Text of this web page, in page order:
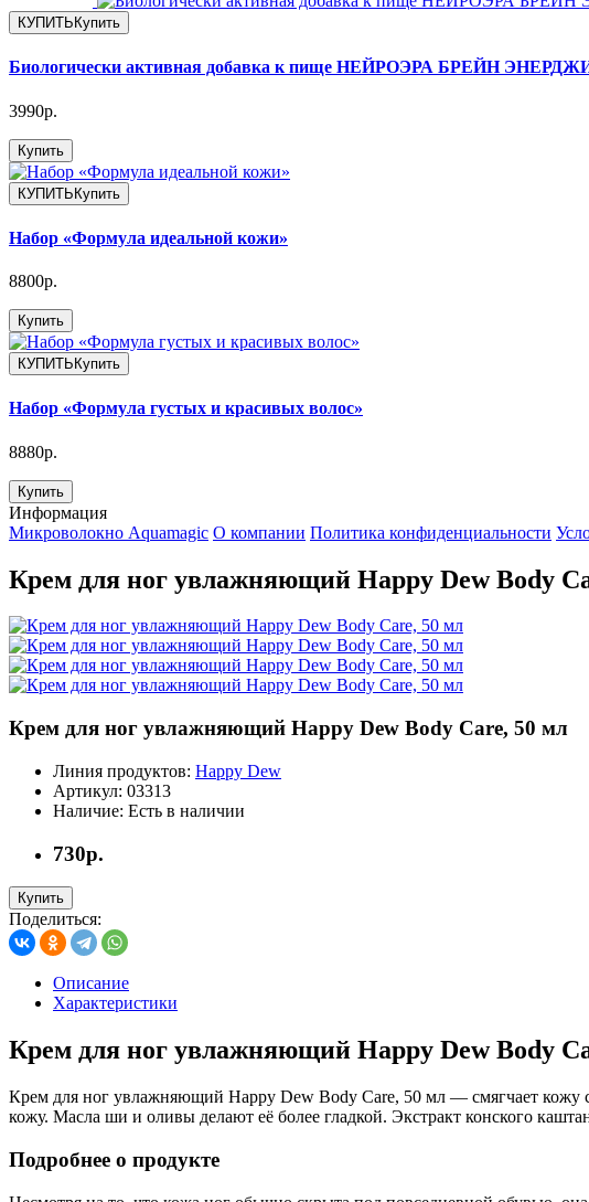
КУПИТЬ Купить
Биологически активная добавка к пище НЕЙРОЭРА БРЕЙН
3990р.
Купить
КУПИТЬКупить
Набор «Формула идеальной кожи»
8800р.
Купить
КУПИТЬ Купить
Набор «Формула густых и красивых волос»
8880р.
Купить
Информация
Микроволокно Aquamagic О компании Политика конфиденциальности
Крем для ног увлажняющий Happy Dew Body
Крем для ног увлажняющий Happy Dew Body Care, 50 мл
Линия продуктов: Happy Dew
Артикул: 03313
Наличие: Есть в наличии
730р.
Купить
Поделиться:
Описание
Характеристики
Крем для ног увлажняющий Happy Dew Body
Крем для ног увлажняющий Happy Dew Body Care, 50 мл — смягчает кожу
кожу. Масла ши и оливы делают её более гладкой. Экстракт конского
Подробнее о продукте